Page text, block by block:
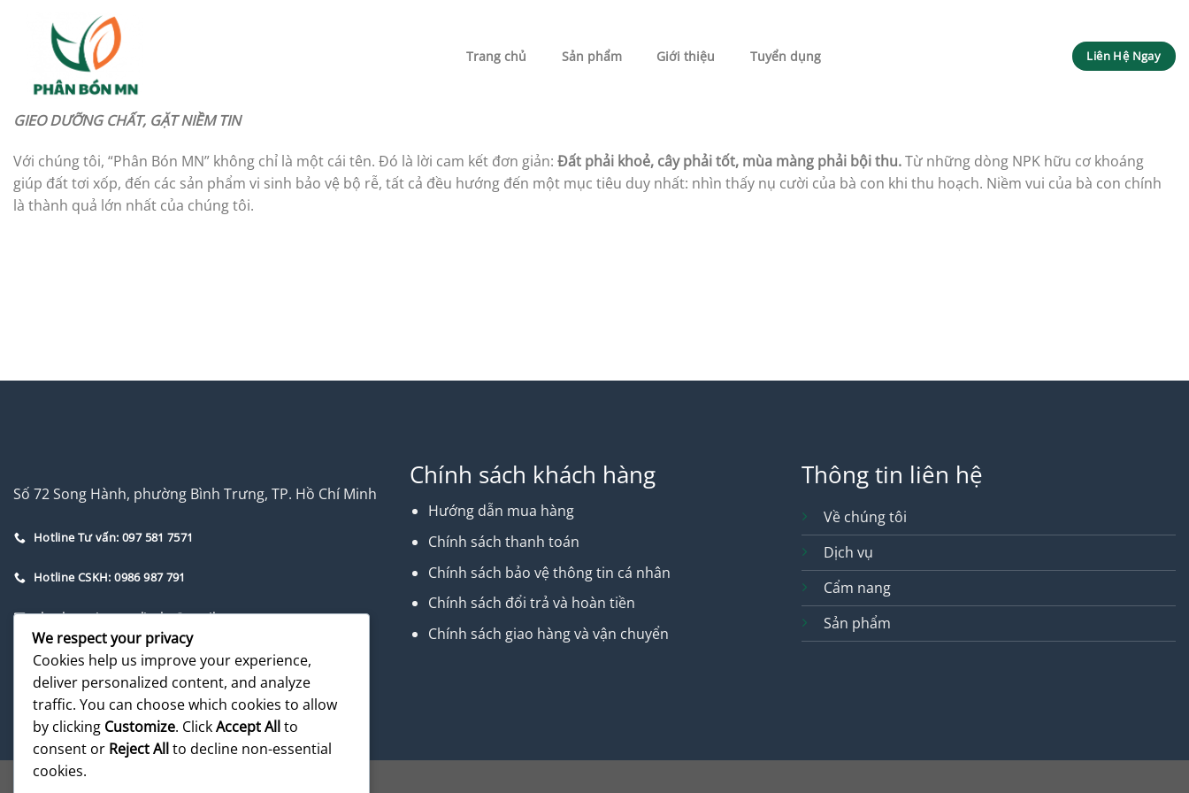
Trang chủ Sản phẩm Giới thiệu Tuyển dụng Liên Hệ Ngay
PHÂN BÓN MN
GIEO DƯỠNG CHẤT, GẶT NIỀM TIN
Với chúng tôi, “Phân Bón MN” không chỉ là một cái tên. Đó là lời cam kết đơn giản: Đất phải khoẻ, cây phải tốt, mùa màng phải bội thu.Từ những dòng NPK hữu cơ khoáng
giúp đất tơi xốp, đến các sản phẩm vi sinh bảo vệ bộ rễ, tất cả đều hướng đến một mục tiêu duy nhất: nhìn thấy nụ cười của bà con khi thu hoạch. Niềm vui của bà con chính
là thành quả lớn nhất của chúng tôi.
Số 72 Song Hành, phường Bình Trưng, TP. Hồ Chí Minh
Hotline Tư vấn: 097 581 7571
Hotline CSKH: 0986 987 791
phanbonmiennam.lienhe@gmail.com
Chính sách khách hàng
Hướng dẫn mua hàng
Chính sách thanh toán
Chính sách bảo vệ thông tin cá nhân
Chính sách đổi trả và hoàn tiền
Chính sách giao hàng và vận chuyển
Thông tin liên hệ
Về chúng tôi
Dịch vụ
Cẩm nang
Sản phẩm
We respect your privacy
Cookies help us improve your experience,
deliver personalized content, and analyze
traffic. You can choose which cookies to allow
by clicking Customize. ClickAccept Allto
consent or Reject Allto decline non-essential
cookies.